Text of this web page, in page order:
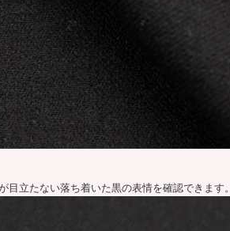
目立たない落ち着いた黒の表情を確認できます。